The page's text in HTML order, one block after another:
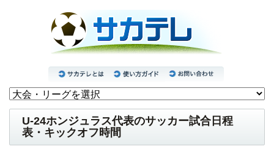
U-24ホンジュラス代表のサッカー試合日程
表・キックオフ時間